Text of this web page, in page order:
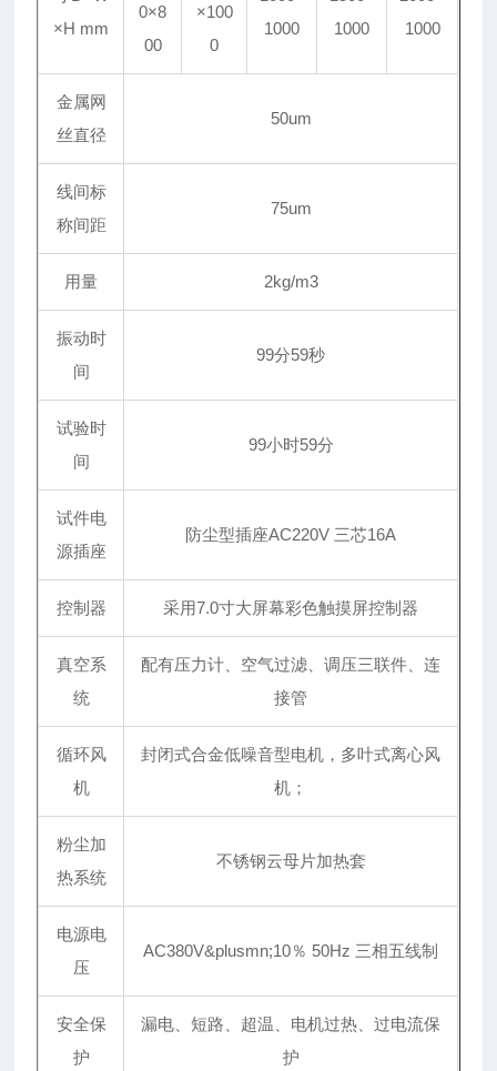
×H mm
0×8
00
×100
0
1000
1000
1000
金属网
丝直径
50um
线间标
称间距
75um
用量 2kg/m3
振动时
间
99分59秒
试验时
间
99小时59分
试件电
源插座
防尘型插座AC220V 三芯16A
控制器 采用7.0寸大屏幕彩色触摸屏控制器
真空系
统
配有压力计、空气过滤、调压三联件、连
接管
循环风
机
封闭式合金低噪音型电机，多叶式离心风
机；
粉尘加
热系统
不锈钢云母片加热套
电源电
压
AC380V&plusmn;10％ 50Hz 三相五线制
安全保
护
漏电、短路、超温、电机过热、过电流保
护